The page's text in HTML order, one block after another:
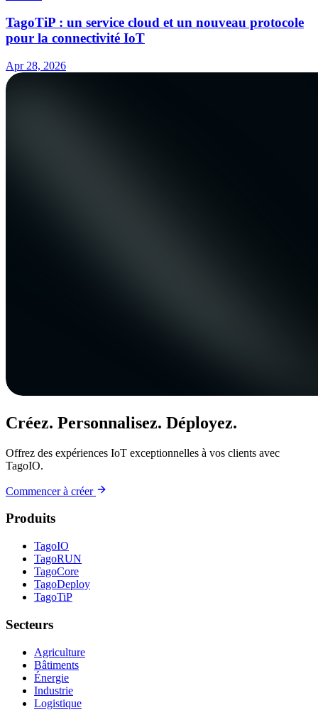
TagoTiP : un service cloud et un nouveau protocole
pour la connectivité IoT
Apr 28, 2026
Créez. Personnalisez. Déployez.
Offrez des expériences IoT exceptionnelles à vos clients avec
TagoIO.
Commencer à créer
Produits
TagoIO
TagoRUN
TagoCore
TagoDeploy
TagoTiP
Secteurs
Agriculture
Bâtiments
Énergie
Industrie
Logistique